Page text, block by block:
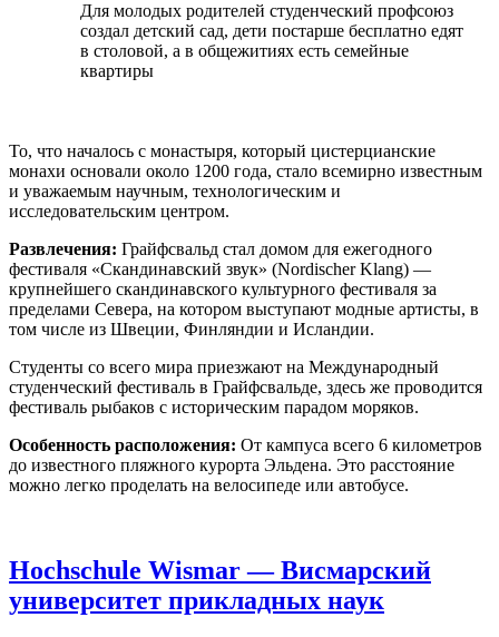
Для молодых родителей студенческий профсоюз
создал детский сад, дети постарше бесплатно едят
в столовой, а в общежитиях есть семейные
квартиры
То, что началось с монастыря, который цистерцианские
монахи основали около 1200 года, стало всемирно известным
и уважаемым научным, технологическим и
исследовательским центром.
Развлечения: Грайфсвальд стал домом для ежегодного
фестиваля «Скандинавский звук» (Nordischer Klang) —
крупнейшего скандинавского культурного фестиваля за
пределами Севера, на котором выступают модные артисты, в
том числе из Швеции, Финляндии и Исландии.
Студенты со всего мира приезжают на Международный
студенческий фестиваль в Грайфсвальде, здесь же проводится
фестиваль рыбаков с историческим парадом моряков.
Особенность расположения: От кампуса всего 6 километров
до известного пляжного курорта Эльдена. Это расстояние
можно легко проделать на велосипеде или автобусе.
Hochschule Wismar — Висмарский
университет прикладных наук